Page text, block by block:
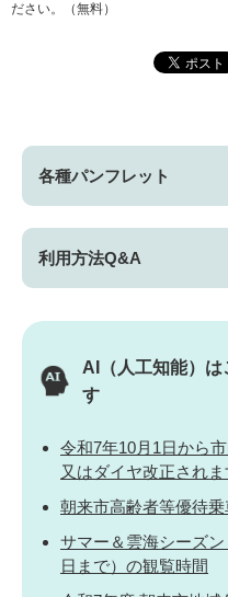
ださい。（無料）
各種パンフレット
利用方法Q&A
AI（人工知能）は
す
令和7年10月1日から
又はダイヤ改正されま
朝来市高齢者等優待
サマー＆雲海シーズ
日まで）の観覧時間